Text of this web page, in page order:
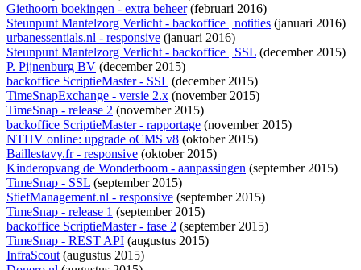
Giethoorn boekingen - extra beheer(februari 2016)
Steunpunt Mantelzorg Verlicht - backoffice | notities (januari 2016)
urbanessentials.nl - responsive (januari 2016)
Steunpunt Mantelzorg Verlicht - backoffice | SSL (december 2015)
P. Pijnenburg BV (december 2015)
backoffice ScriptieMaster - SSL (december 2015)
TimeSnapExchange - versie 2.x (november 2015)
TimeSnap - release 2 (november 2015)
backoffice ScriptieMaster - rapportage (november 2015)
NTHV online: upgrade oCMS v8 (oktober 2015)
Baillestavy.fr - responsive (oktober 2015)
Kinderopvang de Wonderboom - aanpassingen (september 2015)
TimeSnap - SSL (september 2015)
StiefManagement.nl - responsive (september 2015)
TimeSnap - release 1 (september 2015)
backoffice ScriptieMaster - fase 2 (september 2015)
TimeSnap - REST API (augustus 2015)
InfraScout(augustus 2015)